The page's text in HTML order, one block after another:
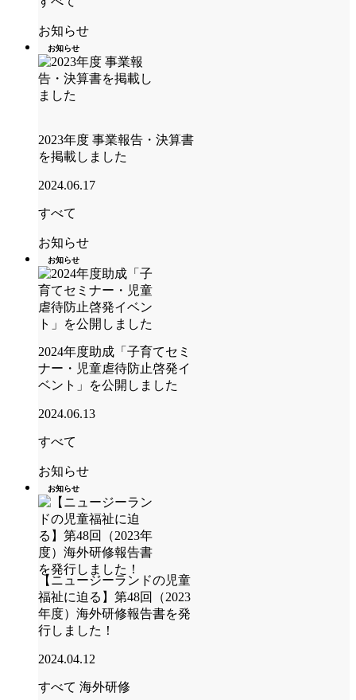
お知らせ
お知らせ
2023年度 事業報告・決算書
を掲載しました
2024.06.17
すべて
お知らせ
お知らせ
2024年度助成「子育てセミ
ナー・児童虐待防止啓発イ
ベント」を公開しました
2024.06.13
すべて
お知らせ
お知らせ
【ニュージーランドの児童
福祉に迫る】第48回（2023
年度）海外研修報告書を発
行しました！
2024.04.12
すべて 海外研修